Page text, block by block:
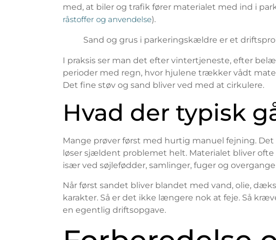
med, at biler og trafik fører materialet med ind i
råstoffer og anvendelse).
Sand og grus i parkeringskældre er et
I praksis ser man det efter vintertjeneste, efter
perioder med regn, hvor hjulene trækker vådt
Det fine støv og sand bliver ved med at cirkulere.
Hvad der typisk
Mange prøver først med hurtig manuel fejning.
løser sjældent problemet helt. Materialet bliver
især ved søjlefødder, samlinger, fuger og
Når først sandet bliver blandet med vand, olie,
karakter. Så er det ikke længere nok at feje. Så
en egentlig driftsopgave.